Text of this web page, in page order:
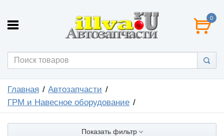
0
Главная
Автозапчасти
ГРМ и Навесное оборудование
Показать фильтр